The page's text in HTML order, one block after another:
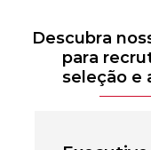
Descubra
para
seleção e